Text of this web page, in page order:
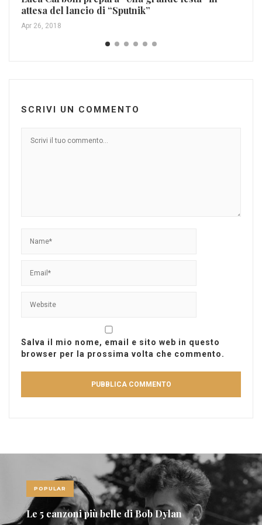
attesa del lancio di “Sputnik”
Apr 26, 2018
SCRIVI UN COMMENTO
Salva il mio nome, email e sito web in questo
browser per la prossima volta che commento.
POPULAR
Le 10 canzoni più sexy di sempre